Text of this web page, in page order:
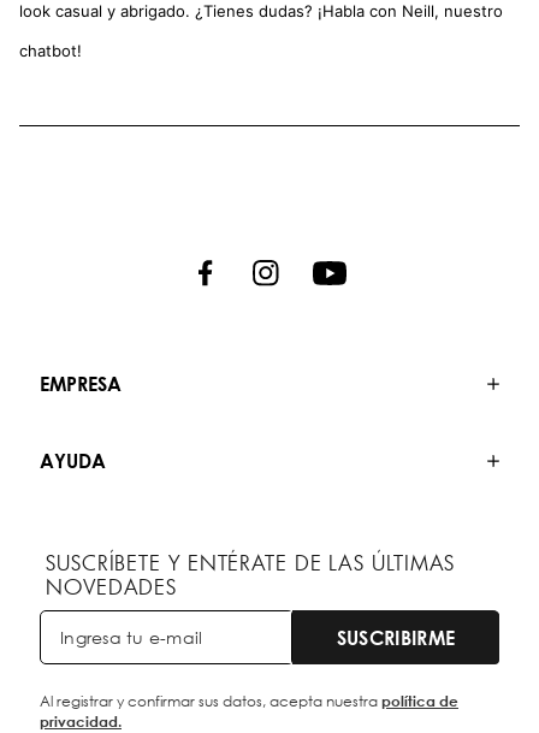
look casual y abrigado. ¿Tienes dudas? ¡Habla con Neill, nuestro
chatbot!
EMPRESA
AYUDA
SUSCRÍBETE Y ENTÉRATE DE LAS ÚLTIMAS
NOVEDADES
SUSCRIBIRME
Al registrar y confirmar sus datos, acepta nuestrapolítica de
privacidad.